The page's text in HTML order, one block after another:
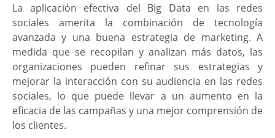
La aplicación efectiva del Big Data en las redes
sociales amerita la combinación de tecnología
avanzada y una buena estrategia de marketing. A
medida que se recopilan y analizan más datos, las
organizaciones pueden refinar sus estrategias y
mejorar la interacción con su audiencia en las redes
sociales, lo que puede llevar a un aumento en la
eficacia de las campañas y una mejor comprensión de
los clientes.